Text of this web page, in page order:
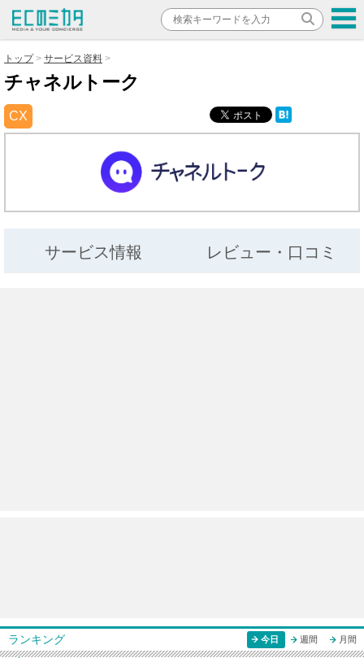
トップ サービス資料
チャネルトーク
CX
サービス情報 レビュー・口コミ
ランキング 今日 週間 月間